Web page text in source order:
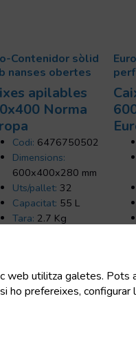
Contenidor sòlid
nanses obertes
apilables
Norma
Codi: 6476750502
Dimensions:
600x400x280 mm
Uts/pallet: 32
Capacitat: 55 L
Tara: 2.7 Kg
web utilitza galetes. Pots
ho prefereixes, configurar